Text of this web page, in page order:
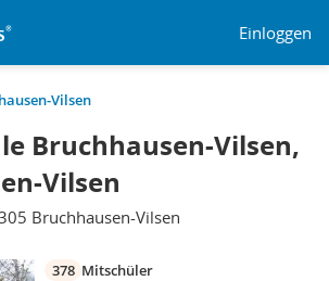
Einloggen
Vilsen
Bruchhausen-Vilsen,
Vilsen
Bruchhausen-Vilsen
378 Mitschüler